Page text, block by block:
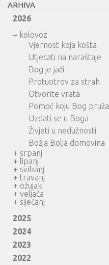
ARHIVA
2026
– kolovoz
Vjernost koja košta
Utjecati na naraštaje
Bog je jači
Protuotrov za strah
Otvorite vrata
Pomoć koju Bog pruža
Uzdati se u Boga
Živjeti u nedužnosti
Božja Bolja domovina
+ srpanj
+ lipanj
+ svibanj
+ travanj
+ ožujak
+ veljača
+ siječanj
2025
2024
2023
2022